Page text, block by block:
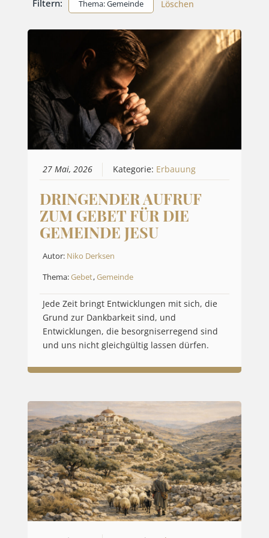
Filtern: Thema: Gemeinde Löschen
27 Mai, 2026 Kategorie: Erbauung
DRINGENDER AUFRUF
ZUM GEBET FÜR DIE
GEMEINDE JESU
Autor: Niko Derksen
Thema:Gebet,Gemeinde
Jede Zeit bringt Entwicklungen mit sich, die
Grund zur Dankbarkeit sind, und
Entwicklungen, die besorgniserregend sind
und uns nicht gleichgültig lassen dürfen.